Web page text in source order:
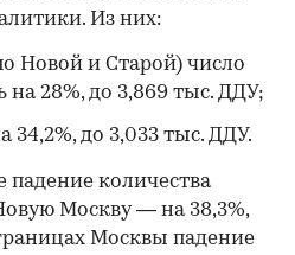
Из них:
Новой и Старой) число
на 28%, до 3,869 тыс. ДДУ;
34,2%, до 3,033 тыс. ДДУ.
количества
Москву — на 38,3%,
Москвы падение